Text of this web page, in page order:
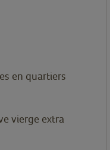
en quartiers
vierge extra